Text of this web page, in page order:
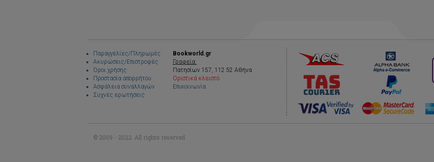
Παραγγελίες/Πληρωμές
Ακυρώσεις/Επιστροφές
Όροι χρήσης
Προστασία απορρήτου
Ασφάλεια συναλλαγών
Συχνές ερωτήσεις
Bookworld.gr
Γραφεία:
Πατησίων 157, 112 52 Αθήνα
Οριστικά κλειστό
Επικοινωνία
© 2009 - 2022. All rights reserved